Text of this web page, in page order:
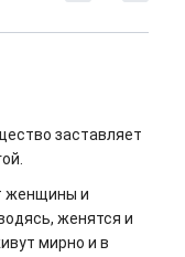
заставляет
женщины и
женятся и
мирно и в